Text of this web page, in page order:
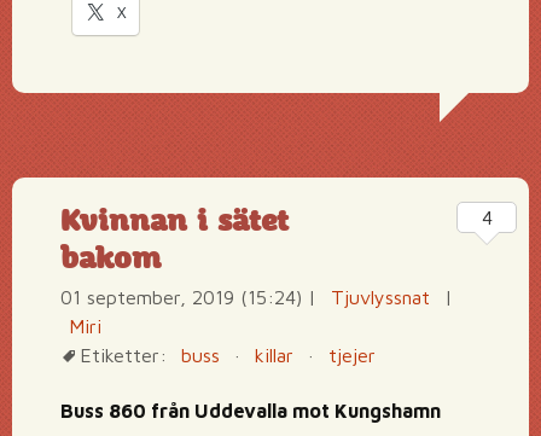
X
Kvinnan i sätet
bakom
01 september, 2019 (15:24) | Tjuvlyssnat
|
Miri
Etiketter:
buss · killar · tjejer
Buss 860 från Uddevalla mot Kungshamn
4